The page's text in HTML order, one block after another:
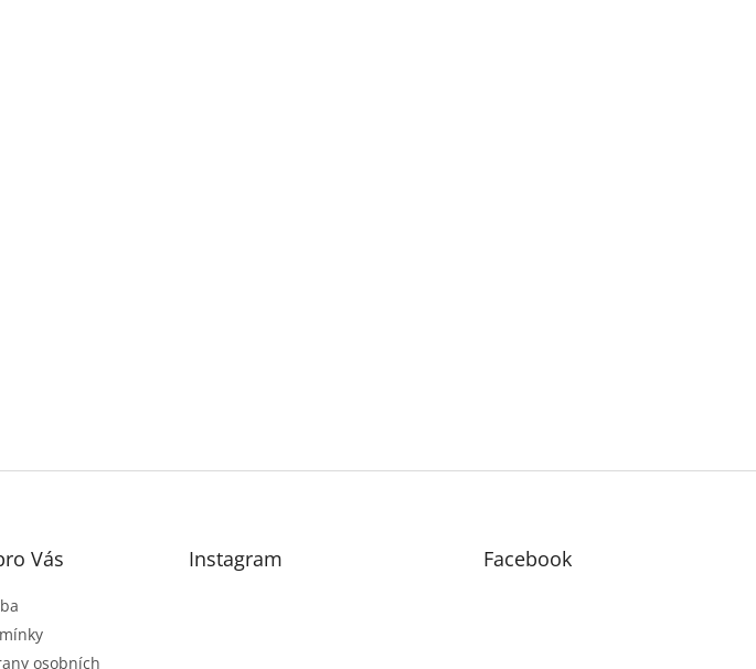
Vás
osobních
Instagram Facebook